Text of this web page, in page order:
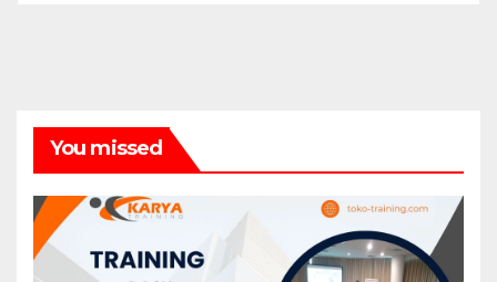
You missed